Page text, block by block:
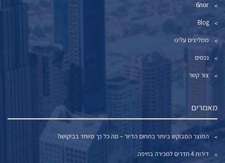
блог
Blog
ממליצים עלינו
נכסים
צור קשר
מאמרים
המוצר המבוקש ביותר בתחום הדיור – מה כל כך מיוחד בביקושו?
דירות 4 חדרים למכירה בחיפה